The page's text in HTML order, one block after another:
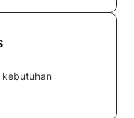
kebutuhan